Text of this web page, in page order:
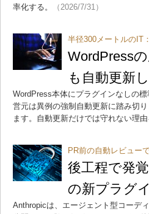
率化する。
（2026/7/31）
半径300メートルのIT：
WordPress
も自動更新
WordPress本体にプラグインなしの
営元は異例の強制自動更新に踏み切
ます。自動更新だけでは守れない理由
PR前の自動レビュー
後工程で発
の新プラグ
Anthropicは、エージェント型コーデ